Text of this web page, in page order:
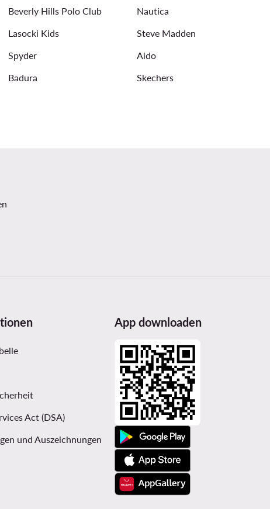
Beverly Hills Polo Club
Nautica
Lasocki Kids
Steve Madden
Spyder
Aldo
Badura
Skechers
Act (DSA)
und Auszeichnungen
App downloaden